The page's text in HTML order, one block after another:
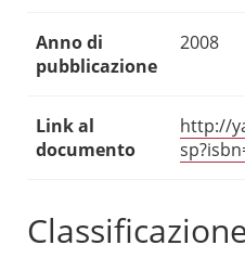
Anno di
pubblicazione
2008
Link al
documento
http://